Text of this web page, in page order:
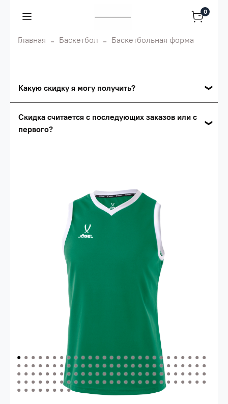
0
Главная Баскетбол Баскетбольная форма
Какую скидку я могу получить?
Сумма скидки зависит от стоимости вашего
25.000 рублей.
(30%) - сумма всех заказов за 6 месяцев -
30.000 рублей.
(33%)
- сумма всех заказов за 6 месяцев
(36%) - сумма всех заказов за 6 месяцев
(38%) - сумма всех заказов за 6 месяцев -
Скидка считается с последующих заказов или с
первого?